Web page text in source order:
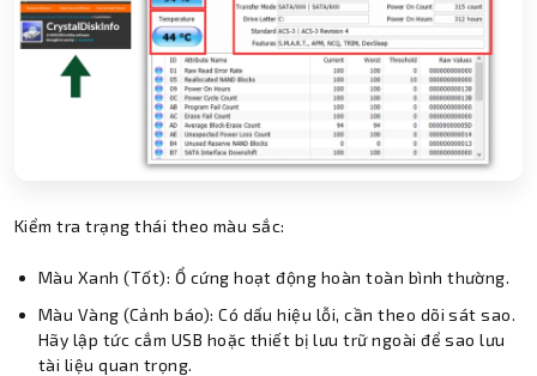
Kiểm tra trạng thái theo màu sắc:
Màu Xanh (Tốt): Ổ cứng hoạt động hoàn toàn bình thường.
Màu Vàng (Cảnh báo): Có dấu hiệu lỗi, cần theo dõi sát sao.
Hãy lập tức cắm USB hoặc thiết bị lưu trữ ngoài để sao lưu
tài liệu quan trọng.